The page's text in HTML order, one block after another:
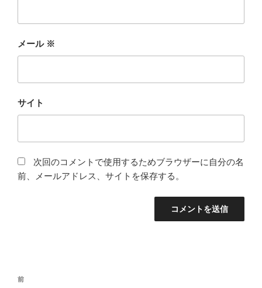
メール ※
サイト
次回のコメントで使用するためブラウザーに自分の名
前、メールアドレス、サイトを保存する。
投
前
前